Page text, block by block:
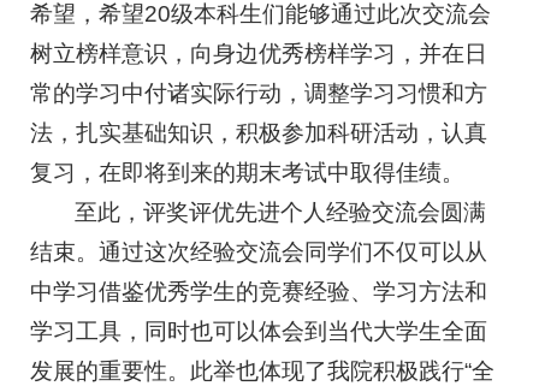
希望，希望20级本科生们能够通过此次交流会
树立榜样意识，向身边优秀榜样学习，并在日
常的学习中付诸实际行动，调整学习习惯和方
法，扎实基础知识，积极参加科研活动，认真
复习，在即将到来的期末考试中取得佳绩。
至此，评奖评优先进个人经验交流会圆满
结束。通过这次经验交流会同学们不仅可以从
中学习借鉴优秀学生的竞赛经验、学习方法和
学习工具，同时也可以体会到当代大学生全面
发展的重要性。此举也体现了我院积极践行“全